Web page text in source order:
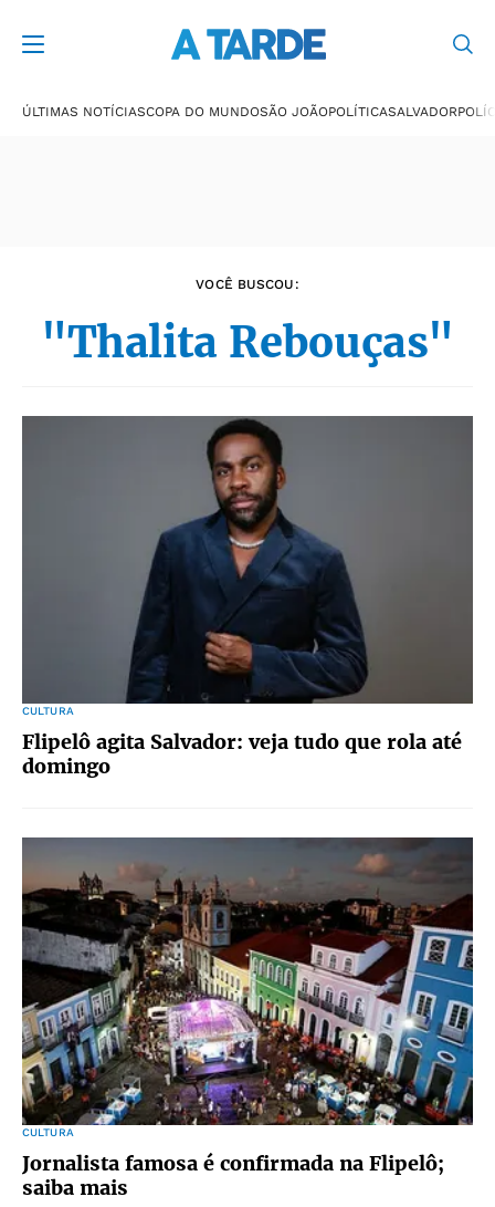
ÚLTIMAS NOTÍCIASCOPA DO MUNDOSÃO JOÃOPOLÍTICASALVADOR
VOCÊ BUSCOU:
"Thalita Rebouças"
CULTURA
Flipelô agita Salvador: veja tudo que rola até
domingo
CULTURA
Jornalista famosa é confirmada na Flipelô;
saiba mais